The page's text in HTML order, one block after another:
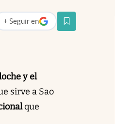
+ Seguir en
abre en nueva pestaña
y el
sirve a Sao
que